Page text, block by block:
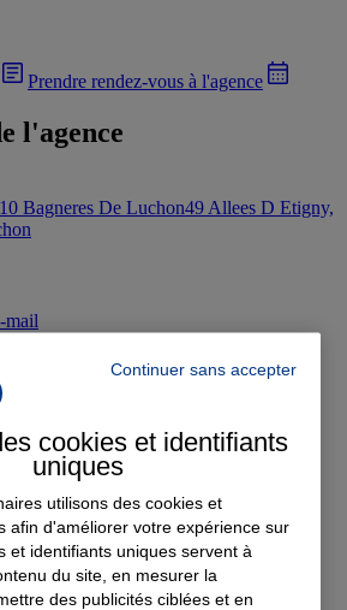
Prendre rendez-vous à l'agence
l'agence
Bagneres De Luchon49 Allees D Etigny,
mail
18:00
Continuer sans accepter
cookies et identifiants
uniques
utilisons des cookies et
afin d'améliorer votre expérience sur
et identifiants uniques servent à
du site, en mesurer la
des publicités ciblées et en